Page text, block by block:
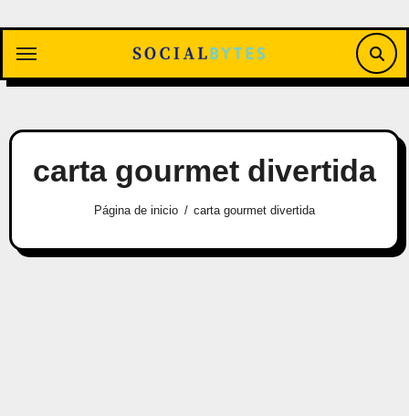
contenido
carta gourmet divertida
Página de inicio carta gourmet divertida